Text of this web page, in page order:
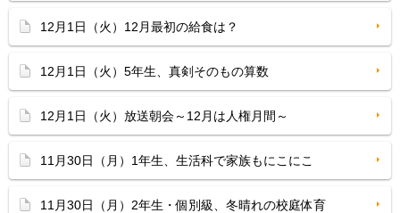
12月1日（火）12月最初の給食は？
12月1日（火）5年生、真剣そのもの算数
12月1日（火）放送朝会～12月は人権月間～
11月30日（月）1年生、生活科で家族もにこにこ
11月30日（月）2年生・個別級、冬晴れの校庭体育